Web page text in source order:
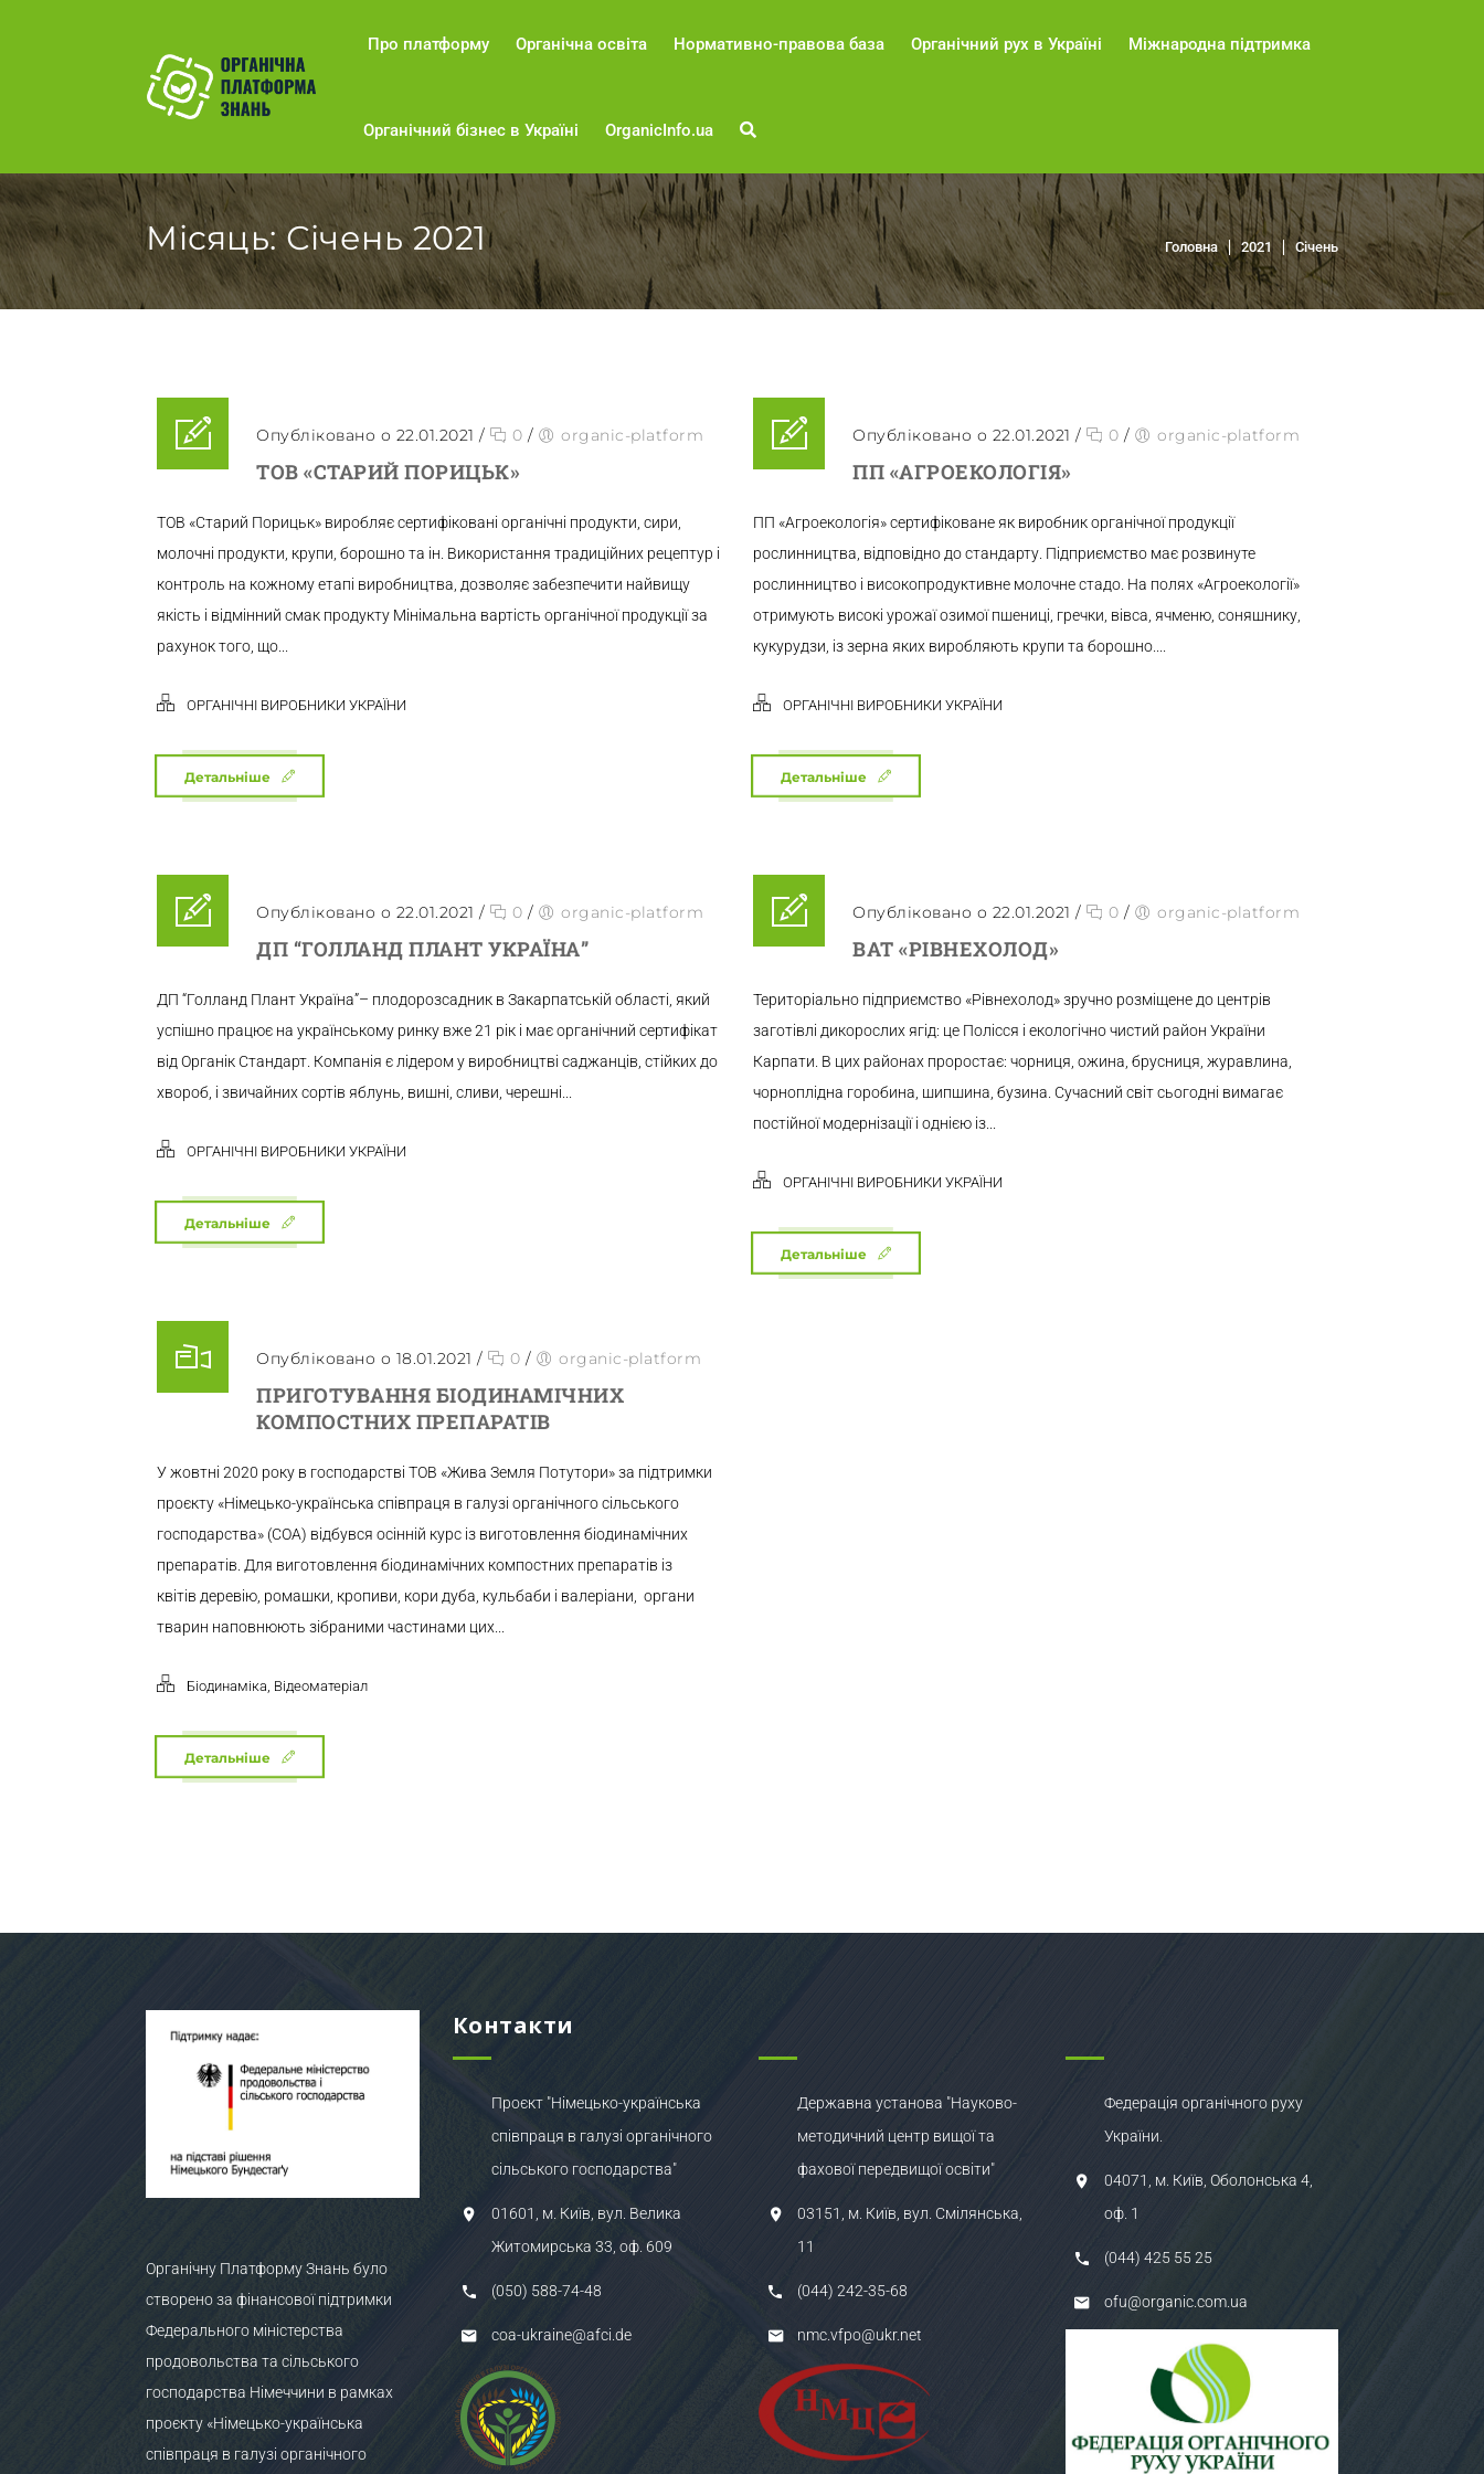
Про платформу Органічна освіта Нормативно-правова база Органічний рух в Україні Міжнародна підтримка
Органічний бізнес в Україні OrganicInfo.ua
Місяць:Січень 2021 Головна 2021 Січень
Опубліковано о 22.01.2021 / 0 / organic-platform
ТОВ «СТАРИЙ ПОРИЦЬК»
ТОВ «Старий Порицьк» виробляє сертифіковані органічні продукти, сири,
молочні продукти, крупи, борошно та ін. Використання традиційних рецептур і
контроль на кожному етапі виробництва, дозволяє забезпечити найвищу
якість і відмінний смак продукту Мінімальна вартість органічної продукції за
рахунок того, що...
ОРГАНІЧНІ ВИРОБНИКИ УКРАЇНИ
Детальніше
Опубліковано о 22.01.2021 / 0 / organic-platform
ПП «АГРОЕКОЛОГІЯ»
ПП «Агроекологія» сертифіковане як виробник органічної продукції
рослинництва, відповідно до стандарту. Підприємство має розвинуте
рослинництво і високопродуктивне молочне стадо. На полях «Агроекології»
отримують високі урожаї озимої пшениці, гречки, вівса, ячменю, соняшнику,
кукурудзи, із зерна яких виробляють крупи та борошно....
ОРГАНІЧНІ ВИРОБНИКИ УКРАЇНИ
Детальніше
Опубліковано о 22.01.2021 / 0 / organic-platform
ДП “ГОЛЛАНД ПЛАНТ УКРАЇНА”
ДП “Голланд Плант Україна”– плодорозсадник в Закарпатській області, який
успішно працює на українському ринку вже 21 рік і має органічний сертифікат
від Органік Стандарт. Компанія є лідером у виробництві саджанців, стійких до
хвороб, і звичайних сортів яблунь, вишні, сливи, черешні...
ОРГАНІЧНІ ВИРОБНИКИ УКРАЇНИ
Детальніше
Опубліковано о 22.01.2021 / 0 / organic-platform
ВАТ «РІВНЕХОЛОД»
Територіально підприємство «Рівнехолод» зручно розміщене до центрів
заготівлі дикорослих ягід: це Полісся і екологічно чистий район України
Карпати. В цих районах проростає: чорниця, ожина, брусниця, журавлина,
чорноплідна горобина, шипшина, бузина. Сучасний світ сьогодні вимагає
постійної модернізації і однією із...
ОРГАНІЧНІ ВИРОБНИКИ УКРАЇНИ
Детальніше
Опубліковано о 18.01.2021 / 0 / organic-platform
ПРИГОТУВАННЯ БІОДИНАМІЧНИХ
КОМПОСТНИХ ПРЕПАРАТІВ
У жовтні 2020 року в господарстві ТОВ «Жива Земля Потутори» за підтримки
проєкту «Німецько-українська співпраця в галузі органічного сільського
господарства» (COA) відбувся осінній курс із виготовлення біодинамічних
препаратів. Для виготовлення біодинамічних компостних препаратів із
квітів деревію, ромашки, кропиви, кори дуба, кульбаби і валеріани, органи
тварин наповнюють зібраними частинами цих...
Біодинаміка Відеоматеріал
Детальніше
Органічну Платформу Знань було
створено за фінансової підтримки
Федерального міністерства
продовольства та сільського
господарства Німеччини в рамках
проєкту «Німецько-українська
співпраця в галузі органічного
Контакти
Проєкт "Німецько-українська
співпраця в галузі органічного
сільського господарства"
01601, м. Київ, вул. Велика
Житомирська 33, оф. 609
(050) 588-74-48
coa-ukraine@afci.de
Державна установа "Науково-
методичний центр вищої та
фахової передвищої освіти"
03151, м. Київ, вул. Смілянська,
11
(044) 242-35-68
nmc.vfpo@ukr.net
Федерація органічного руху
України.
04071, м. Київ, Оболонська 4,
оф. 1
(044) 425 55 25
ofu@organic.com.ua